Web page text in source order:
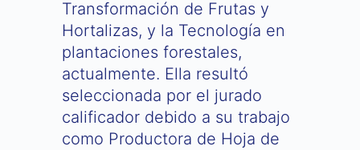
Transformación de Frutas y
Hortalizas, y la Tecnología en
plantaciones forestales,
actualmente. Ella resultó
seleccionada por el jurado
calificador debido a su trabajo
como Productora de Hoja de